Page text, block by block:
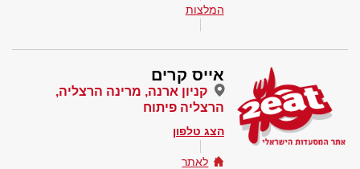
המלצות
אייס קרים
קניון ארנה, מרינה הרצליה,
הרצליה פיתוח
הצג טלפון
לאתר